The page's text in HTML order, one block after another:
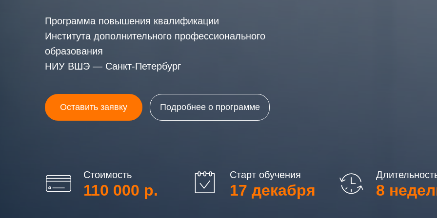
Программа повышения квалификации
Института дополнительного профессионального
образования
НИУ ВШЭ — Санкт-Петербург
Подробнее о программе
Оставить заявку
110 000 р.
Стоимость
17 декабря
Старт обучения
8